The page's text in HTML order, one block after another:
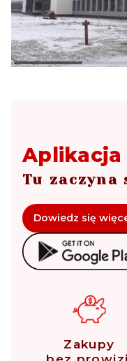
Tu
Dowiedz się
Zakupy